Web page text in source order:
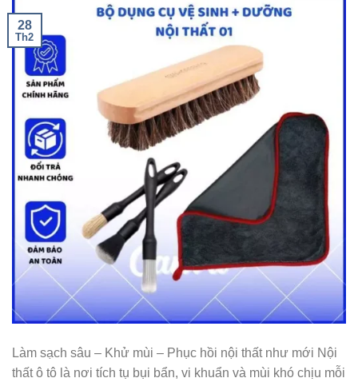
28
Th2
Làm sạch sâu – Khử mùi – Phục hồi nội thất như mới Nội
thất ô tô là nơi tích tụ bụi bẩn, vi khuẩn và mùi khó chịu mỗi